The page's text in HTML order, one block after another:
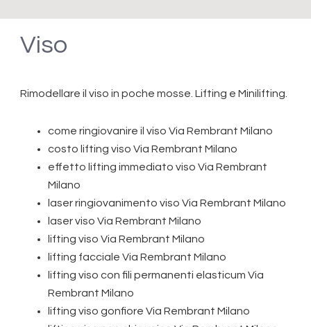
Viso
Rimodellare il viso in poche mosse. Lifting e Minilifting.
come ringiovanire il viso Via Rembrant Milano
costo lifting viso Via Rembrant Milano
effetto lifting immediato viso Via Rembrant
Milano
laser ringiovanimento viso Via Rembrant Milano
laser viso Via Rembrant Milano
lifting viso Via Rembrant Milano
lifting facciale Via Rembrant Milano
lifting viso con fili permanenti elasticum Via
Rembrant Milano
lifting viso gonfiore Via Rembrant Milano